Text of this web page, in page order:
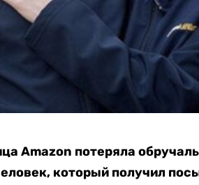
Amazon потеряла
который получил